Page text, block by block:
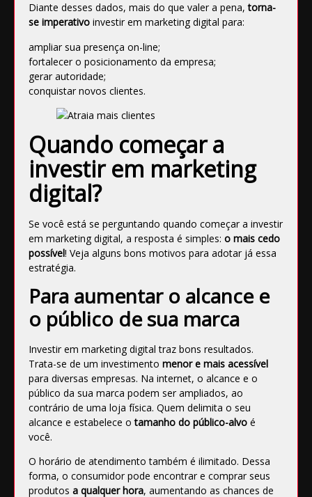
Diante desses dados, mais do que valer a pena,torna-
se imperativo investir em marketing digital para:
ampliar sua presença on-line;
fortalecer o posicionamento da empresa;
gerar autoridade;
conquistar novos clientes.
Quando começar a
investir em marketing
digital?
Se você está se perguntando quando começar a investir
em marketing digital, a resposta é simples: o mais cedo
possível! Veja alguns bons motivos para adotar já essa
estratégia.
Para aumentar o alcance e
o público de sua marca
Investir em marketing digital traz bons resultados.
Trata-se de um investimento menor e mais acessível
para diversas empresas. Na internet, o alcance e o
público da sua marca podem ser ampliados, ao
contrário de uma loja física. Quem delimita o seu
alcance e estabelece otamanho do público-alvo é
você.
O horário de atendimento também é ilimitado. Dessa
forma, o consumidor pode encontrar e comprar seus
produtos a qualquer hora, aumentando as chances de